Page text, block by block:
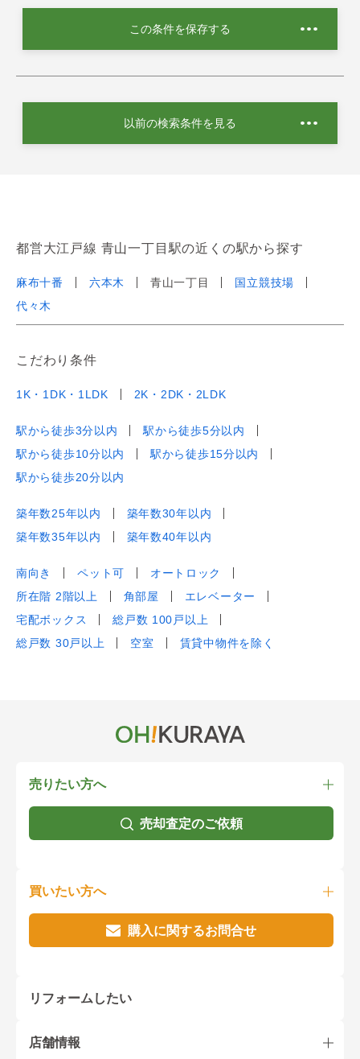
この条件を保存する
以前の検索条件を見る
都営大江戸線 青山一丁目駅の近くの駅から探す
麻布十番 六本木 青山一丁目
国立競技場
代々木
こだわり条件
1K・1DK・1LDK 2K・2DK・2LDK
駅から徒歩3分以内
駅から徒歩5分以内
駅から徒歩10分以内
駅から徒歩15分以内
駅から徒歩20分以内
築年数25年以内
築年数30年以内
築年数35年以内
築年数40年以内
南向き ペット可
オートロック
所在階 2階以上
角部屋
エレベーター
宅配ボックス
総戸数 100戸以上
総戸数 30戸以上
空室 賃貸中物件を除く
売りたい方へ
売却査定のご依頼
買いたい方へ
購入に関するお問合せ
リフォームしたい
店舗情報